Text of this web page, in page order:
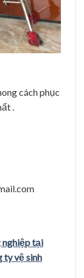
cách phục
.
nghiệp tại
ty vệ sinh